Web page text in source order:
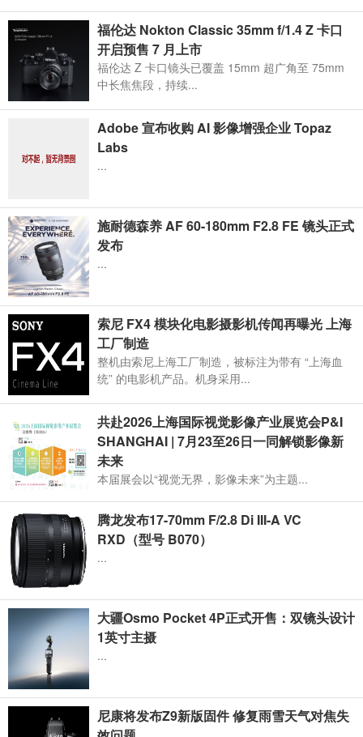
福伦达 Nokton Classic 35mm f/1.4 Z 卡口
开启预售 7 月上市
福伦达 Z 卡口镜头已覆盖 15mm 超广角至 75mm
中长焦焦段，持续...
Adobe 宣布收购 AI 影像增强企业 Topaz
Labs
...
施耐德森养 AF 60-180mm F2.8 FE 镜头正式
发布
...
索尼 FX4 模块化电影摄影机传闻再曝光 上海
工厂制造
整机由索尼上海工厂制造，被标注为带有 “上海血
统” 的电影机产品。机身采用...
共赴2026上海国际视觉影像产业展览会P&I
SHANGHAI | 7月23至26日一同解锁影像新
未来
本届展会以“视觉无界，影像未来”为主题...
腾龙发布17-70mm F/2.8 Di III-A VC
RXD（型号 B070）
...
大疆Osmo Pocket 4P正式开售：双镜头设计
1英寸主摄
...
尼康将发布Z9新版固件 修复雨雪天气对焦失